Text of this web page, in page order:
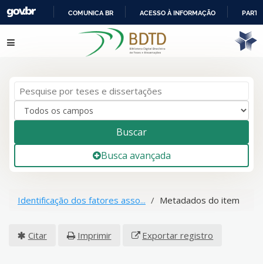
IR
PARA
COMUNICA BR ACESSO À INFORMAÇÃO
Pular para o conteúdo
Buscar
Busca avançada
Identificação dos fatores asso... Metadados do item
Citar Imprimir Exportar registro